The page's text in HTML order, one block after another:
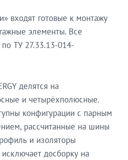
входят готовые к монтажу
элементы. Все
по ТУ 27.33.13-014-
делятся на
и четырёхполюсные.
конфигурации с парным
рассчитанные на шины
и изоляторы
досборку на